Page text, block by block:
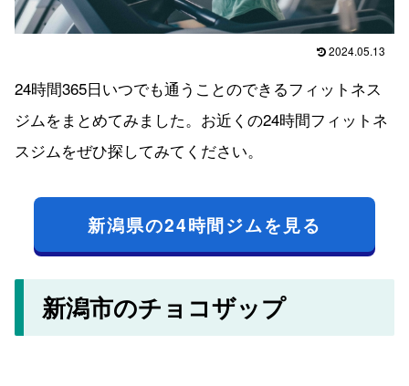
2024.05.13
24時間365日いつでも通うことのできるフィットネス
ジムをまとめてみました。お近くの24時間フィットネ
スジムをぜひ探してみてください。
新潟県の24時間ジムを見る
新潟市のチョコザップ